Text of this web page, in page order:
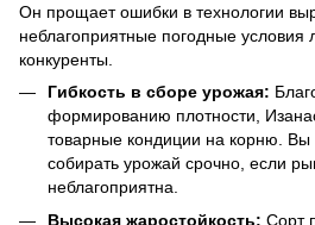
Он прощает ошибки в технологии
неблагоприятные погодные
конкуренты.
Гибкость в сборе урожая:
формированию плотности,
товарные кондиции на корню.
собирать урожай срочно, если
неблагоприятна.
Высокая жаростойкость: Сорт